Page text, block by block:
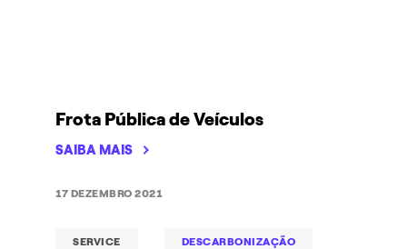
Frota Pública de Veículos
SAIBA MAIS
SERVICE DESCARBONIZAÇÃO
17 DEZEMBRO 2021